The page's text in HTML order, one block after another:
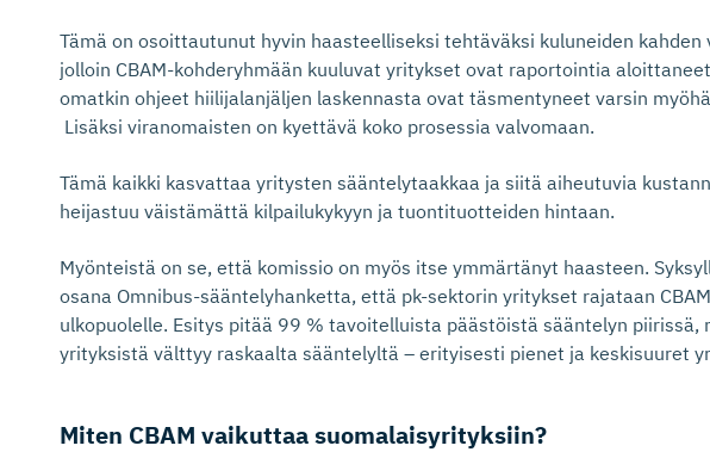
Tämä on osoittautunut hyvin haasteelliseksi tehtäväksi kuluneiden kahden
jolloin CBAM-kohderyhmään kuuluvat yritykset ovat raportointia
omatkin ohjeet hiilijalanjäljen laskennasta ovat täsmentyneet varsin
Lisäksi viranomaisten on kyettävä koko prosessia valvomaan.
Tämä kaikki kasvattaa yritysten sääntelytaakkaa ja siitä aiheutuvia
heijastuu väistämättä kilpailukykyyn ja tuontituotteiden hintaan.
Myönteistä on se, että komissio on myös itse ymmärtänyt haasteen.
osana Omnibus-sääntelyhanketta, että pk-sektorin yritykset rajataan
ulkopuolelle. Esitys pitää 99 % tavoitelluista päästöistä sääntelyn piirissä,
yrityksistä välttyy raskaalta sääntelyltä – erityisesti pienet ja keskisuuret
Miten CBAM vaikuttaa suomalaisy­ri­tyksiin?